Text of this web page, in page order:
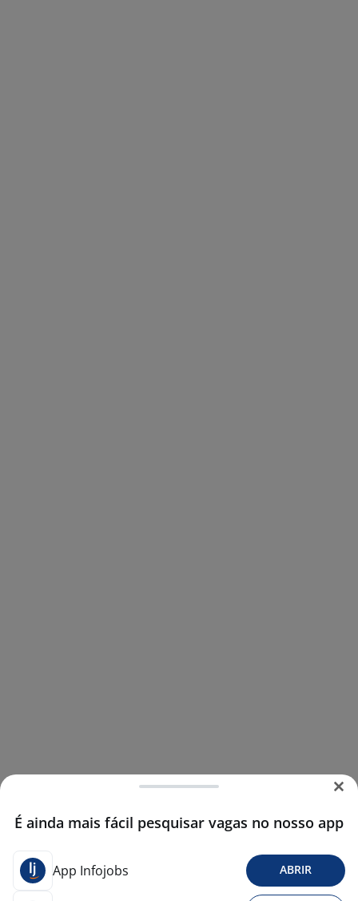
É ainda mais fácil pesquisar vagas no nosso app
App Infojobs ABRIR